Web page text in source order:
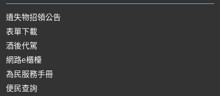
遺失物招領公告
表單下載
酒後代駕
網路e櫃檯
為民服務手冊
便民查詢